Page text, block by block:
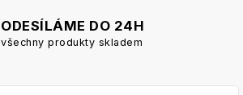
ODESÍLÁME DO 24H
všechny produkty skladem